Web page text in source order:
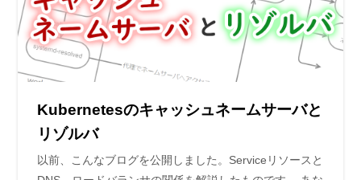
Kubernetesのキャッシュネームサーバと
リゾルバ
以前、こんなブログを公開しました。Serviceリソースと